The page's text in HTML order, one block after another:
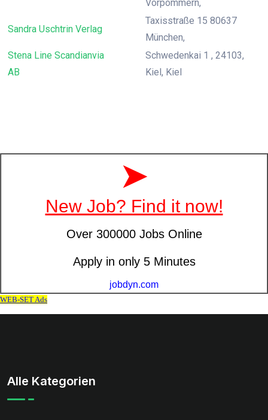
Vorpommern,
Sandra Uschtrin Verlag
Taxisstraße 15 80637
München,
Stena Line Scandianvia
AB
Schwedenkai 1 , 24103,
Kiel, Kiel
Alle Kategorien